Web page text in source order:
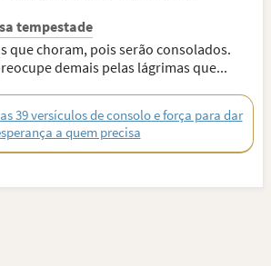
tempestade
que choram, pois serão consolados.
demais pelas lágrimas que...
39 versículos de consolo e força para dar
a quem precisa